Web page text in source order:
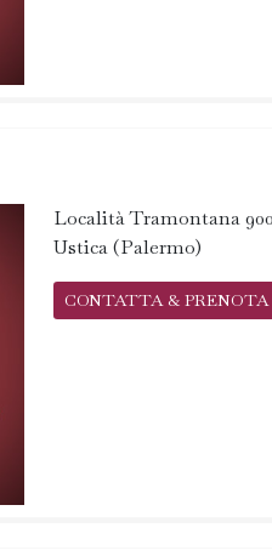
Località Tramontana
Ustica (Palermo)
CONTATTA & PRENOTA